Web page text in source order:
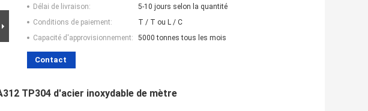
Délai de livraison:
5-10 jours selon la quantité
Conditions de paiement:
T / T ou L / C
Capacité d'approvisionnement:
5000 tonnes tous les mois
Contact
TP304 d'acier inoxydable de mètre